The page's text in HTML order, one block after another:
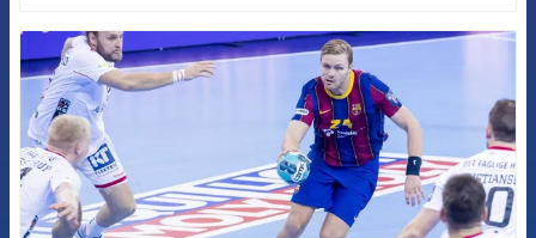
FCB Barcelona badge